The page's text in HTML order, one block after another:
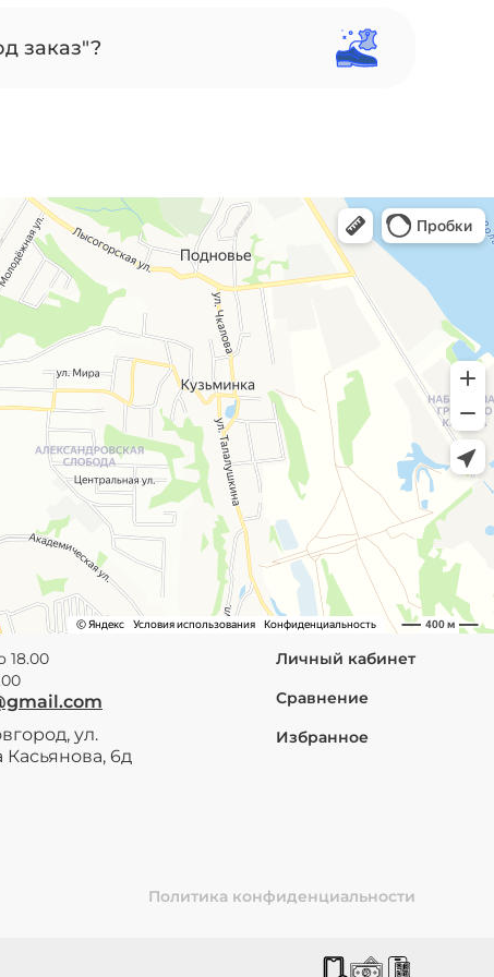
заказ"?
18.00
ул.
6д
Личный кабинет
Сравнение
Избранное
Политика конфиденциальности